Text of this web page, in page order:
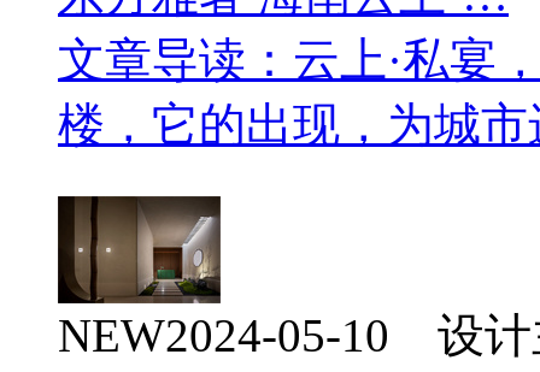
文章导读：云上·私宴
楼，它的出现，为城
NEW2024-05-10 设